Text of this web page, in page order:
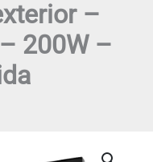
–
200W –